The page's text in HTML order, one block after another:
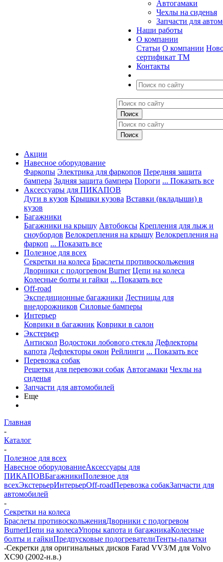
Автогамаки
Чехлы на сиденья
Запчасти для
Наши работы
О компании
Статьи О компании
сертификат ТМ
Контакты
Акции
Навесное оборудование
Фаркопы Электрика для фаркопов Передняя защита
бампера Задняя защита бампера Пороги ... Показать все
Аксессуары для ПИКАПОВ
Дуги в кузов Крышки кузова Вставки (вкладыши) в
кузов
Багажники
Багажники на крышу Автобоксы Крепления для лыж и
сноубордов Велокрепления на крышу Велокрепления на
фаркоп ... Показать все
Полезное для всех
Секретки на колеса Браслеты противоскольжения
Дворники с подогревом Burner Цепи на колеса
Колесные болты и гайки ... Показать все
Off-road
Экспедиционные багажники Лестницы для
внедорожников Силовые бамперы
Интерьер
Коврики в багажник Коврики в салон
Экстерьер
Антискол Водостоки лобового стекла Дефлекторы
капота Дефлекторы окон Рейлинги ... Показать все
Перевозка собак
Решетки для перевозки собак Автогамаки Чехлы на
сиденья
Запчасти для автомобилей
Еще
Главная
-
Каталог
-
Полезное для всех
Навесное оборудованиеАксессуары для
ПИКАПОВБагажникиПолезное для
всехЭкстерьерИнтерьерOff-roadПеревозка собакЗапчасти для
автомобилей
-
Секретки на колеса
Браслеты противоскольженияДворники с подогревом
BurnerЦепи на колесаУпоры капота и багажникаКолесные
болты и гайкиПредпусковые подогревателиТенты-палатки
-Секретки для оригинальных дисков Farad VV3/M для Volvo
XC90 (2002-н.в.)